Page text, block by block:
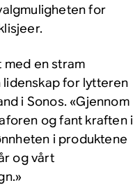
for
en stram
for lytteren
i Sonos. «Gjennom
og fant kraften i
i produktene
og vårt